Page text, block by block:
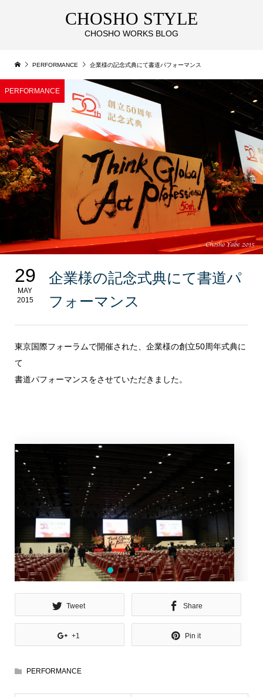
CHOSHO STYLE
CHOSHO WORKS BLOG
PERFORMANCE 企業様の記念式典にて書道パフォーマンス
PERFORMANCE
29
MAY
2015
企業様の記念式典にて書道パ
フォーマンス
東京国際フォーラムで開催された、企業様の創立50周年式典に
て
書道パフォーマンスをさせていただきました。
Tweet Share
+1 Pin it
PERFORMANCE